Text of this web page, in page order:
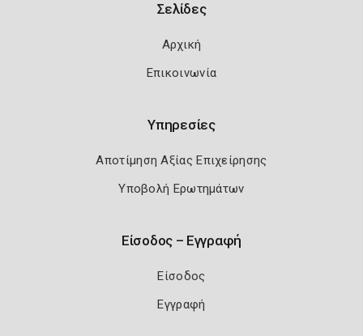
Σελίδες
Αρχική
Επικοινωνία
Υπηρεσίες
Αποτίμηση Αξίας Επιχείρησης
Υποβολή Ερωτημάτων
Είσοδος – Εγγραφή
Είσοδος
Εγγραφή